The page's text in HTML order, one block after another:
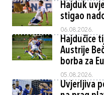
Hajduk
stigao
06.08.2026.
Hajdučice
Austrije
borba za
05.08.2026.
Uvjerljiva